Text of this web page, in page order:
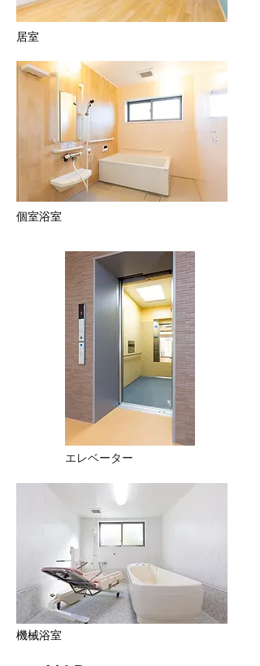
居室
個室浴室
エレベーター
機械浴室